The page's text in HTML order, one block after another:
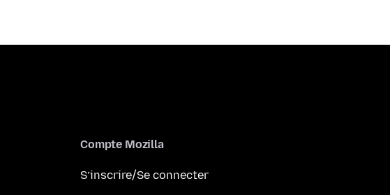
Compte Mozilla
S’inscrire/Se connecter